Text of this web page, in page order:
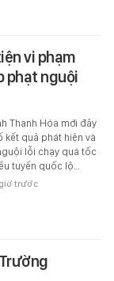
vi phạm
phạt nguội
Thanh Hóa mới đây
kết quả phát hiện và
lỗi chạy quá tốc
tuyến quốc lộ…
trước